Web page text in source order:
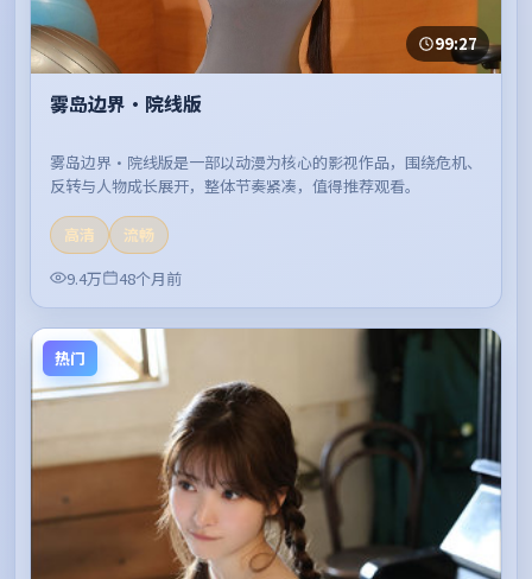
99:27
雾岛边界·院线版
雾岛边界·院线版是一部以动漫为核心的影视作品，围绕危机、
反转与人物成长展开，整体节奏紧凑，值得推荐观看。
高清
流畅
9.4万
48个月前
热门